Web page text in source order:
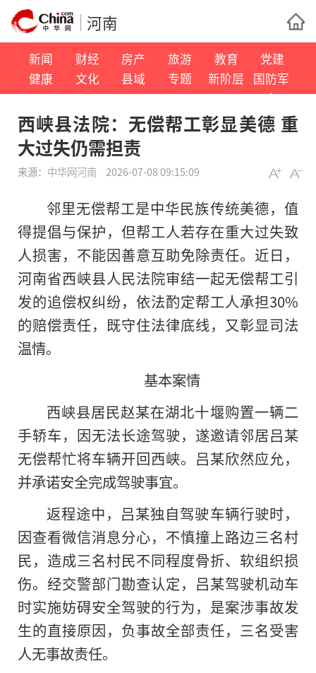
河南
新闻 财经 房产 旅游 教育
党建
健康
文化 县域 专题 新阶层
国防军
事
西峡县法院：无偿帮工彰显美德 重
大过失仍需担责
来源： 中华网河南 2026-07-08 09:15:09
邻里无偿帮工是中华民族传统美德，值
得提倡与保护，但帮工人若存在重大过失致
人损害，不能因善意互助免除责任。近日，
河南省西峡县人民法院审结一起无偿帮工引
发的追偿权纠纷，依法酌定帮工人承担30%
的赔偿责任，既守住法律底线，又彰显司法
温情。
基本案情
西峡县居民赵某在湖北十堰购置一辆二
手轿车，因无法长途驾驶，遂邀请邻居吕某
无偿帮忙将车辆开回西峡。吕某欣然应允，
并承诺安全完成驾驶事宜。
返程途中，吕某独自驾驶车辆行驶时，
因查看微信消息分心，不慎撞上路边三名村
民，造成三名村民不同程度骨折、软组织损
伤。经交警部门勘查认定，吕某驾驶机动车
时实施妨碍安全驾驶的行为，是案涉事故发
生的直接原因，负事故全部责任，三名受害
人无事故责任。